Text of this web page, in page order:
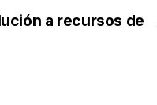
a recursos de